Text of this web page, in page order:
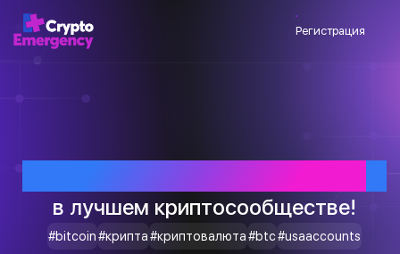
Регистрация
в лучшем криптосообществе!
#bitcoin#крипта#криптовалюта#btc#usaaccounts